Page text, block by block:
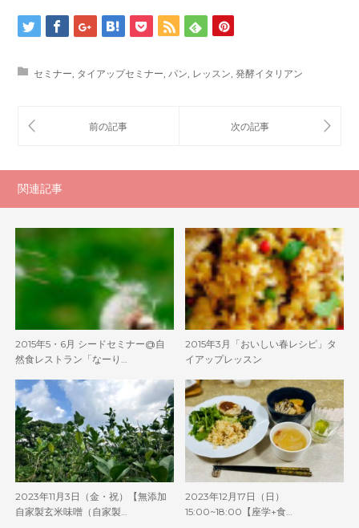
セミナー, タイアップセミナー, パン, レッスン, 発酵イタリアン
関連記事
2015年5・6月 シードセミナー@自
然食レストラン「なーり…
2015年3月「おいしい春レシピ」タ
イアップレッスン
2023年11月3日（金・祝）【無添加
自家製玄米味噌（自家製…
2023年12月17日（日）
15:00~18:00【座学+食…